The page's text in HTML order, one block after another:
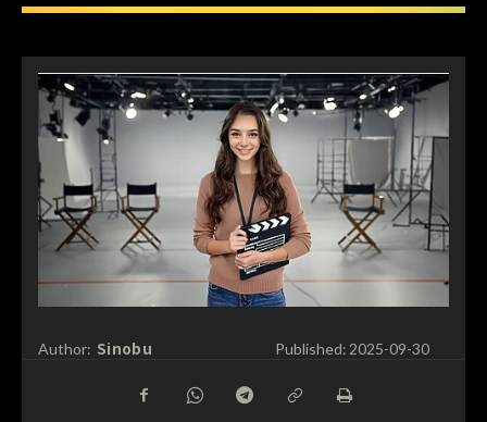
Author: Sinobu Published:2025-09-30